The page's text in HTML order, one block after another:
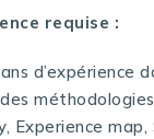
requise :
d’expérience
des
Experience map,